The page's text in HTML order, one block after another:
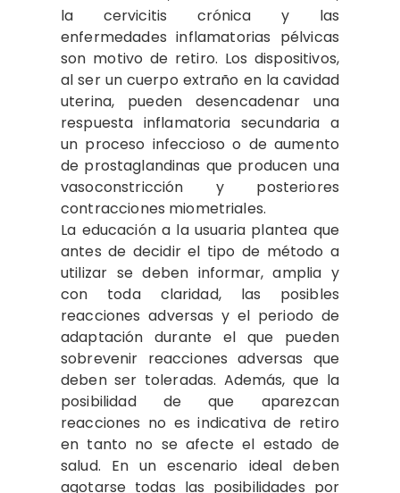
la cervicitis crónica y las
enfermedades inflamatorias pélvicas
son motivo de retiro. Los dispositivos,
al ser un cuerpo extraño en la cavidad
uterina, pueden desencadenar una
respuesta inflamatoria secundaria a
un proceso infeccioso o de aumento
de prostaglandinas que producen una
vasoconstricción y posteriores
contracciones miometriales.
La educación a la usuaria plantea que
antes de decidir el tipo de método a
utilizar se deben informar, amplia y
con toda claridad, las posibles
reacciones adversas y el periodo de
adaptación durante el que pueden
sobrevenir reacciones adversas que
deben ser toleradas. Además, que la
posibilidad de que aparezcan
reacciones no es indicativa de retiro
en tanto no se afecte el estado de
salud. En un escenario ideal deben
agotarse todas las posibilidades por